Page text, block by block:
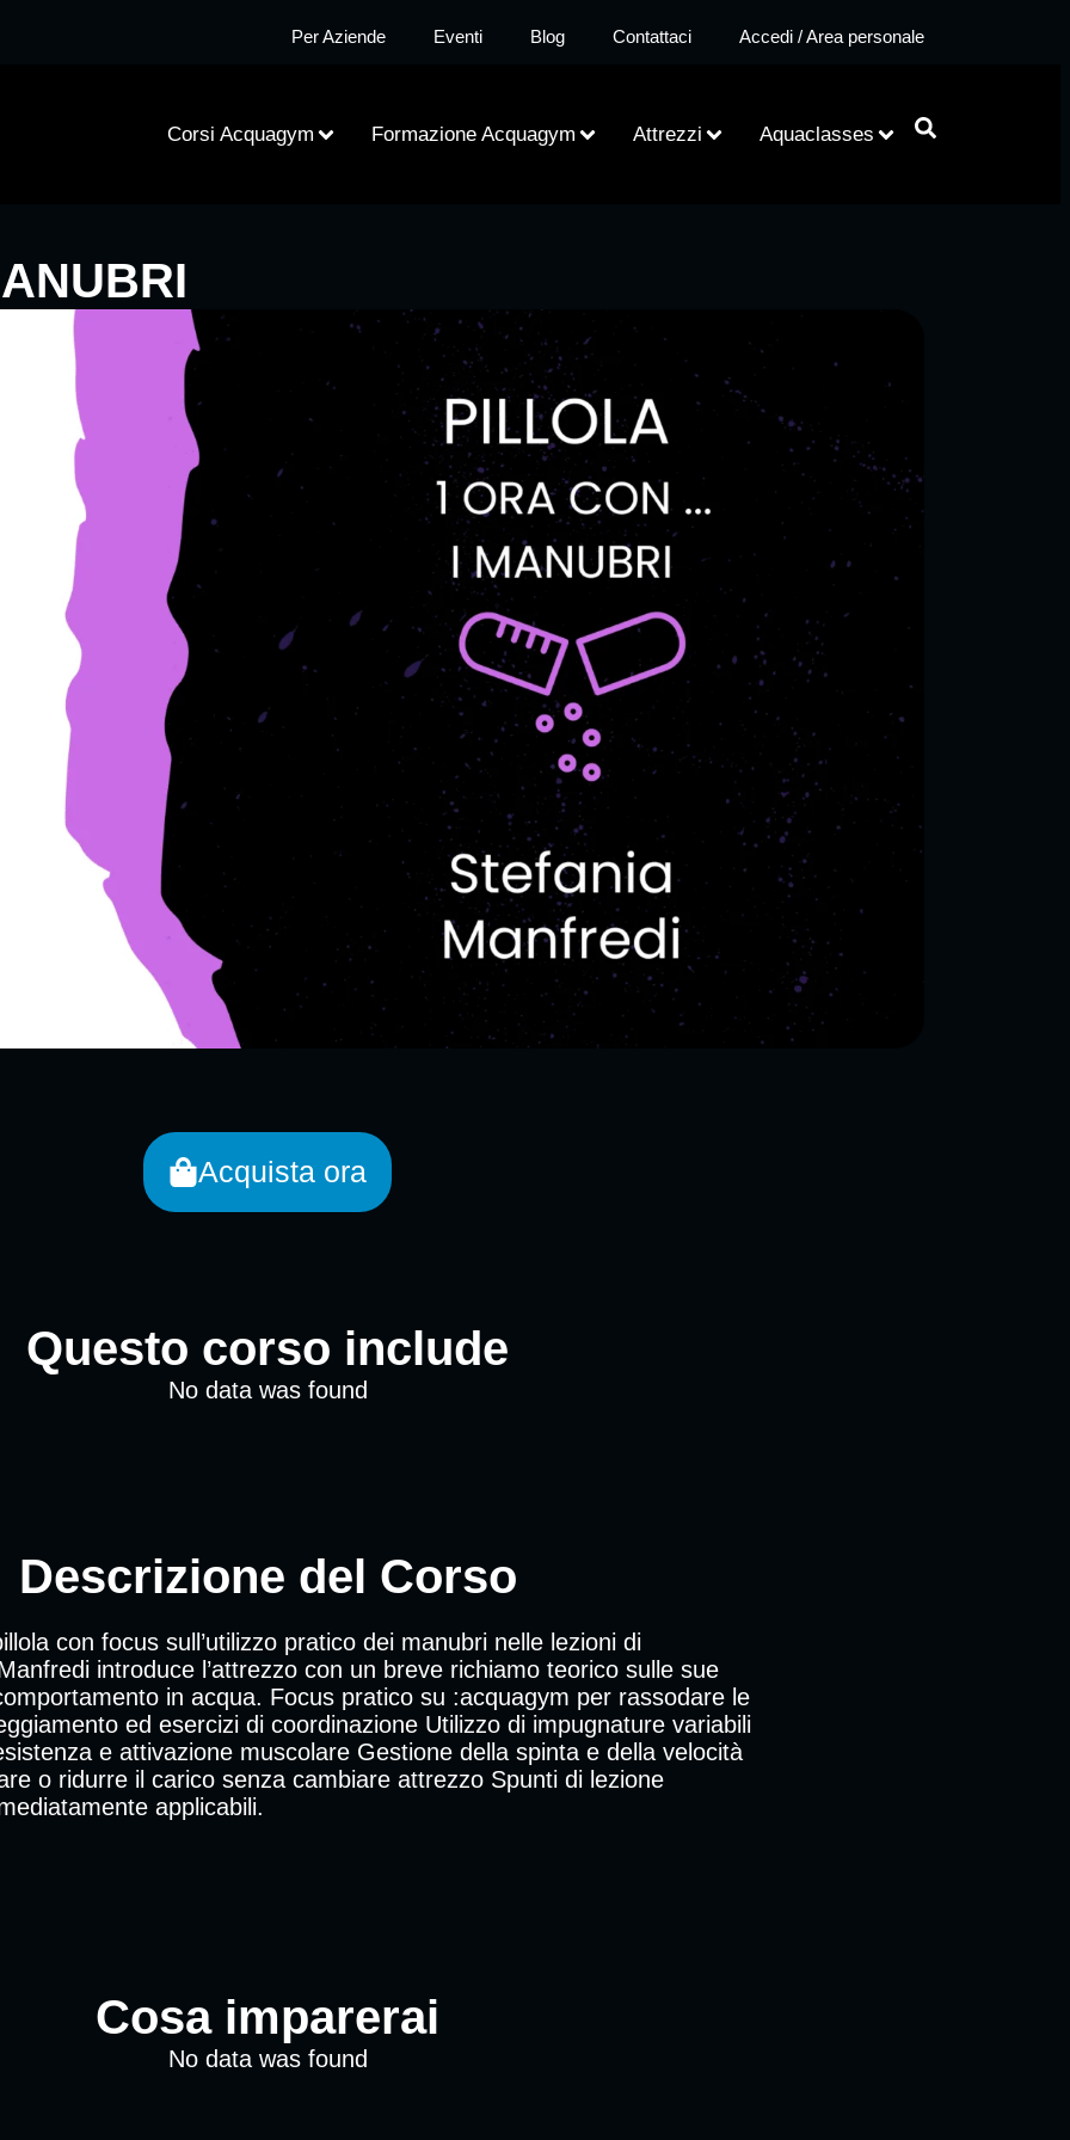
Per Aziende Eventi Blog Contattaci Accedi / Area personale
Corsi Acquagym Formazione Acquagym Attrezzi Aquaclasses
Acquista ora
Questo corso include
No data was found
Descrizione del Corso
con focus sull’utilizzo pratico dei manubri nelle lezioni di
introduce l’attrezzo con un breve richiamo teorico sulle sue
in acqua. Focus pratico su :acquagym per rassodare le
ed esercizi di coordinazione Utilizzo di impugnature variabili
e attivazione muscolare Gestione della spinta e della velocità
o ridurre il carico senza cambiare attrezzo Spunti di lezione
applicabili.
Cosa imparerai
No data was found